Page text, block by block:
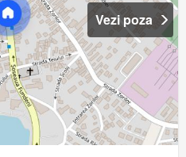
Vezi poza